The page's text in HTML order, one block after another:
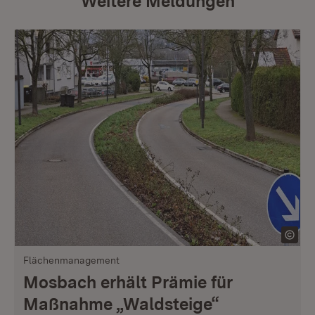
Flächenmanagement
Mosbach erhält Prämie für
Maßnahme „Waldsteige“